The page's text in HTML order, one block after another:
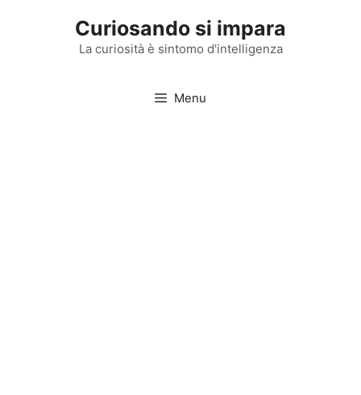
Curiosando si impara
La curiosità è sintomo d'intelligenza
Menu